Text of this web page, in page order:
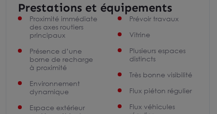
Prestations et équipements
Proximité immédiate
des axes routiers
principaux
Présence d’une
borne de recharge
à proximité
Environnement
dynamique
Espace extérieur
Prévoir travaux
Vitrine
Plusieurs espaces
distincts
Très bonne visibilité
Flux piéton régulier
Flux véhicules